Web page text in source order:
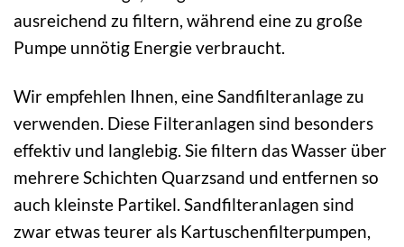
ausreichend zu filtern, während eine zu große
Pumpe unnötig Energie verbraucht.
Wir empfehlen Ihnen, eine Sandfilteranlage zu
verwenden. Diese Filteranlagen sind besonders
effektiv und langlebig. Sie filtern das Wasser über
mehrere Schichten Quarzsand und entfernen so
auch kleinste Partikel. Sandfilteranlagen sind
zwar etwas teurer als Kartuschenfilterpumpen,